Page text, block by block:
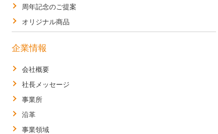
周年記念のご提案
オリジナル商品
企業情報
会社概要
社長メッセージ
事業所
沿革
事業領域